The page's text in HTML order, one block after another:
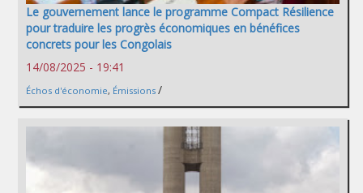
Le gouvernement lance le programme Compact Résilience
pour traduire les progrès économiques en bénéfices
concrets pour les Congolais
14/08/2025 - 19:41
Échos d'économie, Émissions /